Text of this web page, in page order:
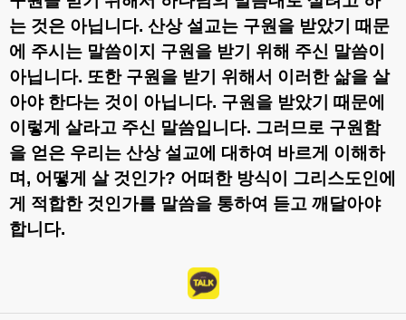
는 것은 아닙니다. 산상 설교는 구원을 받았기 때문
에 주시는 말씀이지 구원을 받기 위해 주신 말씀이
아닙니다. 또한 구원을 받기 위해서 이러한 삶을 살
아야 한다는 것이 아닙니다. 구원을 받았기 때문에
이렇게 살라고 주신 말씀입니다. 그러므로 구원함
을 얻은 우리는 산상 설교에 대하여 바르게 이해하
며 , 어떻게 살 것인가? 어떠한 방식이 그리스도인에
게 적합한 것인가를 말씀을 통하여 듣고 깨달아야
합니다.